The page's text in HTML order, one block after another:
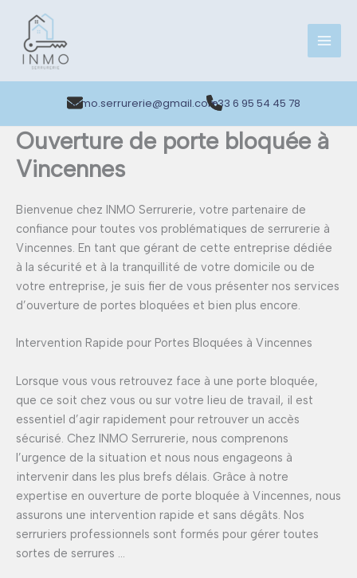
contenu
inmo.serrurerie@gmail.com+33 6 95 54 45 78
Ouverture de porte bloquée à
Vincennes
Bienvenue chez INMO Serrurerie, votre partenaire de
confiance pour toutes vos problématiques de serrurerie à
Vincennes. En tant que gérant de cette entreprise dédiée
à la sécurité et à la tranquillité de votre domicile ou de
votre entreprise, je suis fier de vous présenter nos services
d’ouverture de portes bloquées et bien plus encore.
Intervention Rapide pour Portes Bloquées à Vincennes
Lorsque vous vous retrouvez face à une porte bloquée,
que ce soit chez vous ou sur votre lieu de travail, il est
essentiel d’agir rapidement pour retrouver un accès
sécurisé. Chez INMO Serrurerie, nous comprenons
l’urgence de la situation et nous nous engageons à
intervenir dans les plus brefs délais. Grâce à notre
expertise en ouverture de porte bloquée à Vincennes, nous
assurons une intervention rapide et sans dégâts. Nos
serruriers professionnels sont formés pour gérer toutes
sortes de serrures …